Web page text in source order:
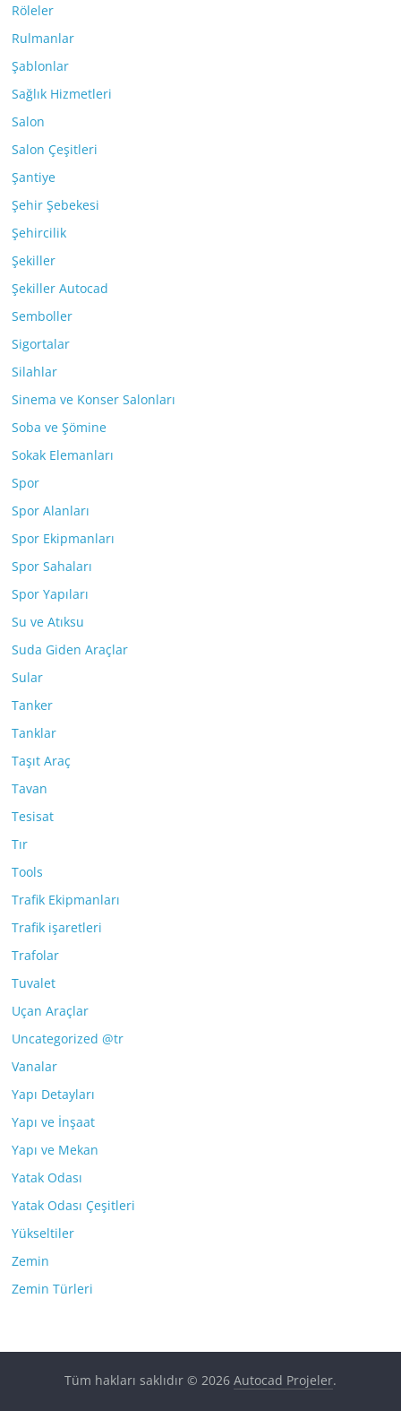
Röleler
Rulmanlar
Şablonlar
Sağlık Hizmetleri
Salon
Salon Çeşitleri
Şantiye
Şehir Şebekesi
Şehircilik
Şekiller
Şekiller Autocad
Semboller
Sigortalar
Silahlar
Sinema ve Konser Salonları
Soba ve Şömine
Sokak Elemanları
Spor
Spor Alanları
Spor Ekipmanları
Spor Sahaları
Spor Yapıları
Su ve Atıksu
Suda Giden Araçlar
Sular
Tanker
Tanklar
Taşıt Araç
Tavan
Tesisat
Tır
Tools
Trafik Ekipmanları
Trafik işaretleri
Trafolar
Tuvalet
Uçan Araçlar
Uncategorized @tr
Vanalar
Yapı Detayları
Yapı ve İnşaat
Yapı ve Mekan
Yatak Odası
Yatak Odası Çeşitleri
Yükseltiler
Zemin
Zemin Türleri
Tüm hakları saklıdır © 2026 Autocad Projeler.